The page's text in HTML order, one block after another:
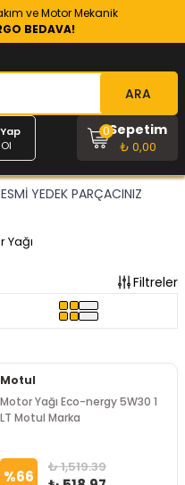
ve Motor Mekanik
BEDAVA!
ARA
Sepetim
₺ 0,00
0
YEDEK PARÇACINIZ
Yağı
Filtreler
Motul
Motor Yağı Eco-nergy 5W30 1
LT Motul Marka
%66 ₺ 1,519.39